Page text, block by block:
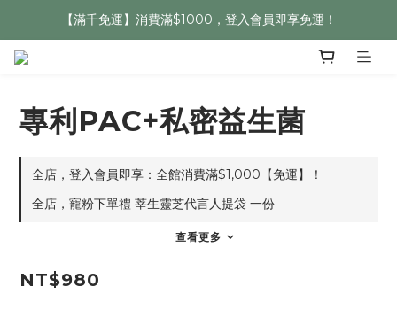
【滿千免運】消費滿$1000，登入會員即享免運！
專利PAC+私密益生菌
全店，登入會員即享：全館消費滿$1,000【免運】！
全店，寵粉下單禮 莘生靈芝代言人提袋 一份
查看更多
NT$980